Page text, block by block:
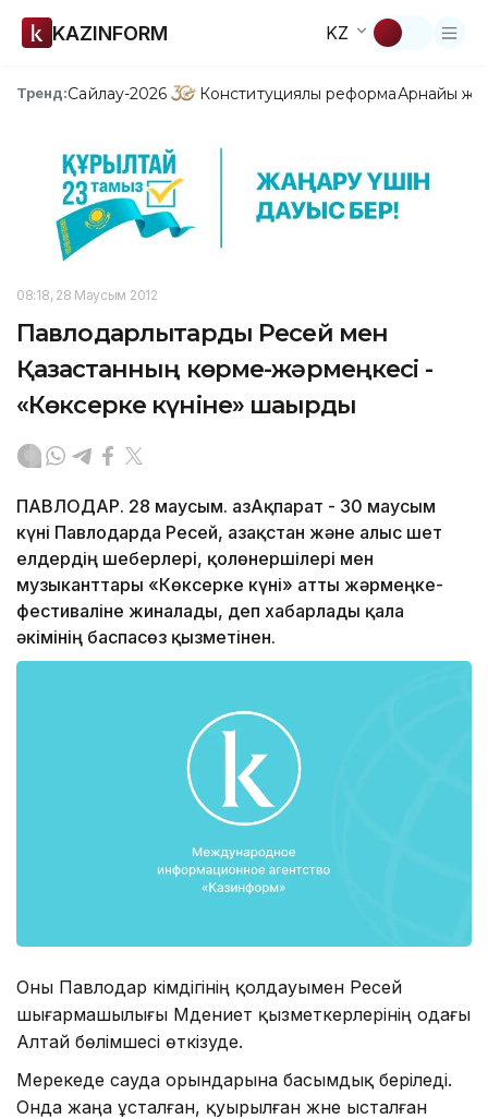
KAZINFORM KZ
Тренд:Сайлау-2026 Конституциялық реформаАрнайы
08:18, 28 Маусым 2012
Павлодарлықтарды Ресей мен
Қазақстанның көрме-жәрмеңкесі -
«Көксерке күніне» шақырды
ПАВЛОДАР. 28 маусым. ҚазАқпарат - 30 маусым
күні Павлодарда Ресей, Қазақстан және алыс шет
елдердің шеберлері, қолөнершілері мен
музыканттары «Көксерке күні» атты жәрмеңке-
фестиваліне жиналады, деп хабарлады қала
әкімінің баспасөз қызметінен.
Оны Павлодар әкімдігінің қолдауымен Ресей
шығармашылығы Мәдениет қызметкерлерінің одағы
Алтай бөлімшесі өткізуде.
Мерекеде сауда орындарына басымдық беріледі.
Онда жаңа ұсталған, қуырылған және ысталған